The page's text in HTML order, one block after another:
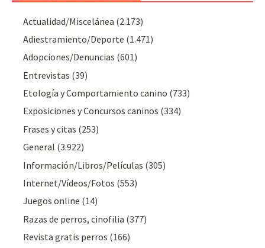
Actualidad/Miscelánea (2.173)
Adiestramiento/Deporte (1.471)
Adopciones/Denuncias (601)
Entrevistas (39)
Etología y Comportamiento canino (733)
Exposiciones y Concursos caninos (334)
Frases y citas (253)
General (3.922)
Información/Libros/Películas (305)
Internet/Vídeos/Fotos (553)
Juegos online (14)
Razas de perros, cinofilia (377)
Revista gratis perros (166)